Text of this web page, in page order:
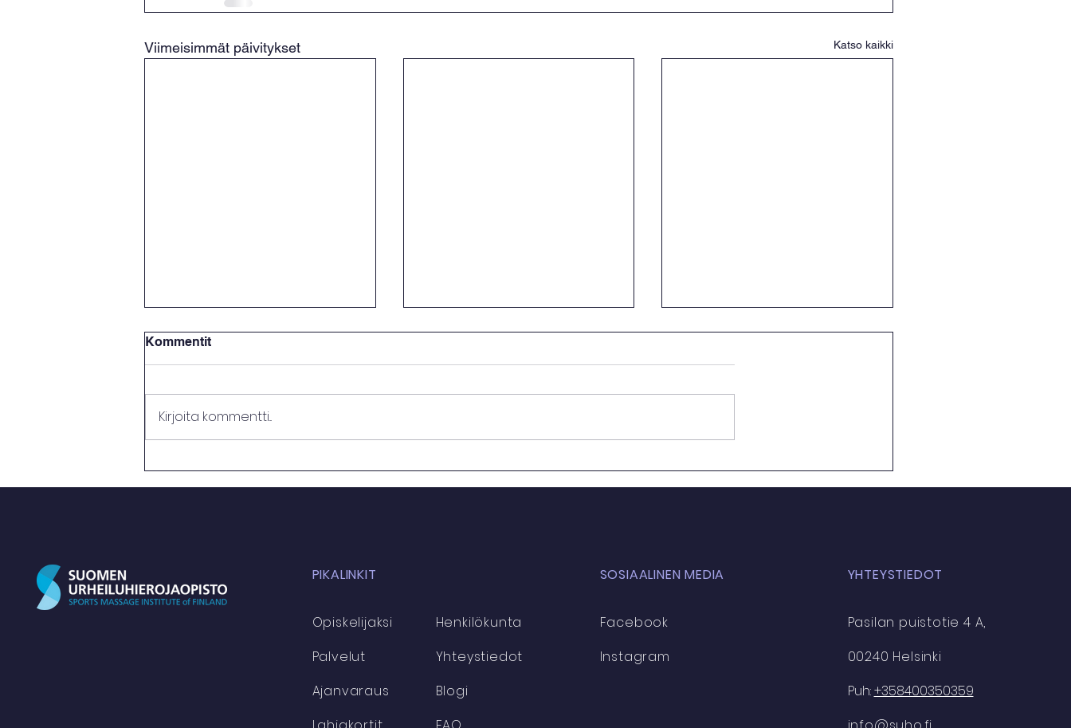
Viimeisimmät päivitykset Katso kaikki
Kommentit
Kirjoita kommentti...
PIKALINKIT
Opiskelijaksi
Palvelut
Ajanvaraus
Henkilökunta
Yhteystiedot
Blogi
SOSIAALINEN MEDIA
Facebook
Instagram
YHTEYSTIEDOT
Pasilan puistotie 4 A,
00240 Helsinki
Puh:+358400350359